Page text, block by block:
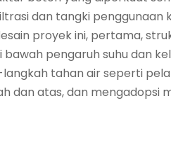
dan tangki
proyek ini, pertama,
pengaruh suhu dan
tahan air seperti
atas, dan mengadopsi